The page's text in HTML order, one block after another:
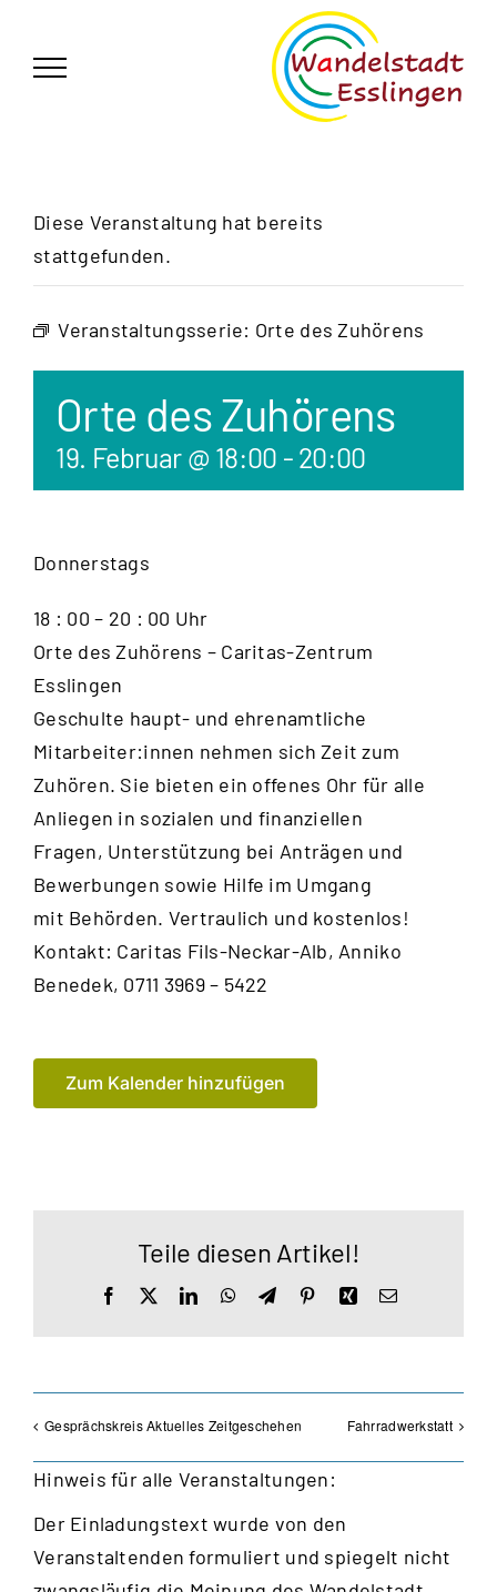
springen
Diese Veranstaltung hat bereits
stattgefunden.
Veranstaltungsserie: Orte des Zuhörens
Orte des Zuhörens
19. Februar @ 18:00 - 20:00
Donnerstags
18 : 00 – 20 : 00 Uhr
Orte des Zuhörens – Caritas-Zentrum
Esslingen
Geschulte haupt- und ehrenamtliche
Mitarbeiter:innen nehmen sich Zeit zum
Zuhören. Sie bieten ein offenes Ohr für alle
Anliegen in sozialen und finanziellen
Fragen, Unterstützung bei Anträgen und
Bewerbungen sowie Hilfe im Umgang
mit Behörden. Vertraulich und kostenlos!
Kontakt: Caritas Fils-Neckar-Alb, Anniko
Benedek, 0711 3969 – 5422
Zum Kalender hinzufügen
Teile diesen Artikel!
Facebook LinkedInWhatsApp
TelegramPinterestXingE-
Gesprächskreis Aktuelles Zeitgeschehen Fahrradwerkstatt
Hinweis für alle Veranstaltungen:
Der Einladungstext wurde von den
Veranstaltenden formuliert und spiegelt nicht